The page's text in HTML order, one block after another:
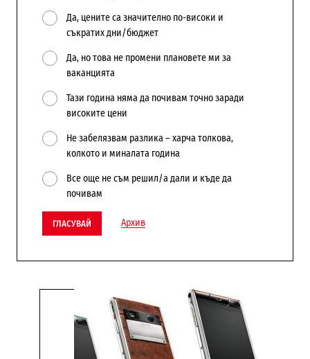
Да, цените са значително по-високи и
съкратих дни/бюджет
Да, но това не промени плановете ми за
ваканцията
Тази година няма да почивам точно заради
високите цени
Не забелязвам разлика – харча толкова,
колкото и миналата година
Все още не съм решил/а дали и къде да
почивам
ГЛАСУВАЙ Архив